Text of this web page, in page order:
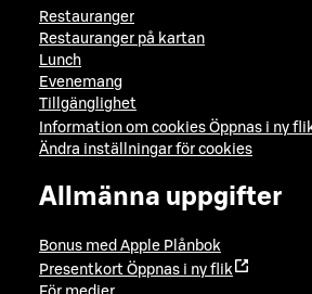
Restauranger
Restauranger på kartan
Lunch
Evenemang
Tillgänglighet
Information om cookies Öppnas i ny
Ändra inställningar för cookies
Allmänna uppgifter
Bonus med Apple Plånbok
Presentkort Öppnas i ny flik